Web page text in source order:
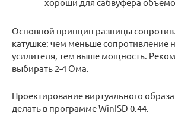
Основной принцип разницы
катушке: чем меньше сопротивление
усилителя, тем выше мощность.
выбирать 2-4 Ома.
Проектирование виртуального
делать в программе WinISD 0.44.